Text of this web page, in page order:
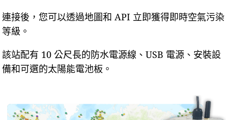
連接後，您可以透過地圖和 API 立即獲得即時空氣污染
等級。
該站配有 10 公尺長的防水電源線、USB 電源、安裝設
備和可選的太陽能電池板。